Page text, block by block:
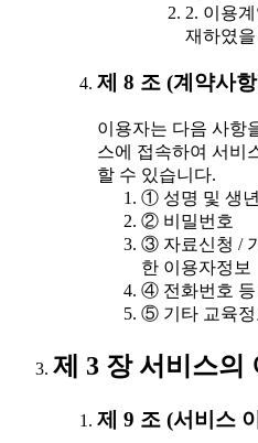
2. 이용
재하였을
제 8 조 (계약사
이용자는 다음 사항
스에 접속하여 서비
할 수 있습니다.
① 성명 및 생
② 비밀번호
③ 자료신청 /
한 이용자정보
④ 전화번호 등
⑤ 기타 교육정
제 3 장 서비스의
제 9 조 (서비스